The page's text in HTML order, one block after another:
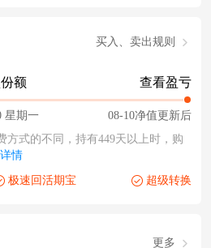
买入、卖出规则
额
星期一
查看盈亏
08-10净值更新后
方式的不同，持有449天以上时，购
情
极速回活期宝 超级转换
更多